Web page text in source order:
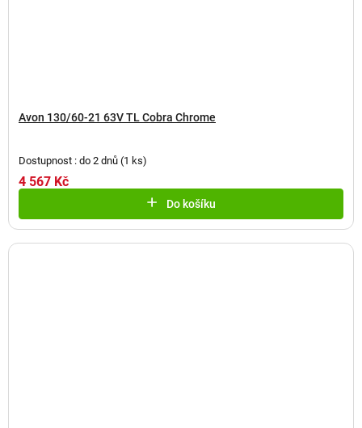
Avon 130/60-21 63V TL Cobra Chrome
Dostupnost : do 2 dnů (1 ks)
4 567 Kč
Do košíku